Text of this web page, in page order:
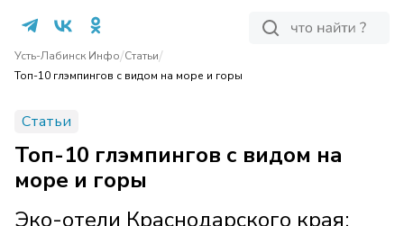
Усть-Лабинск Инфо/Статьи/
Топ-10 глэмпингов с видом на море и горы
Статьи
Топ-10 глэмпингов с видом на
море и горы
Эко-отели Краснодарского края: